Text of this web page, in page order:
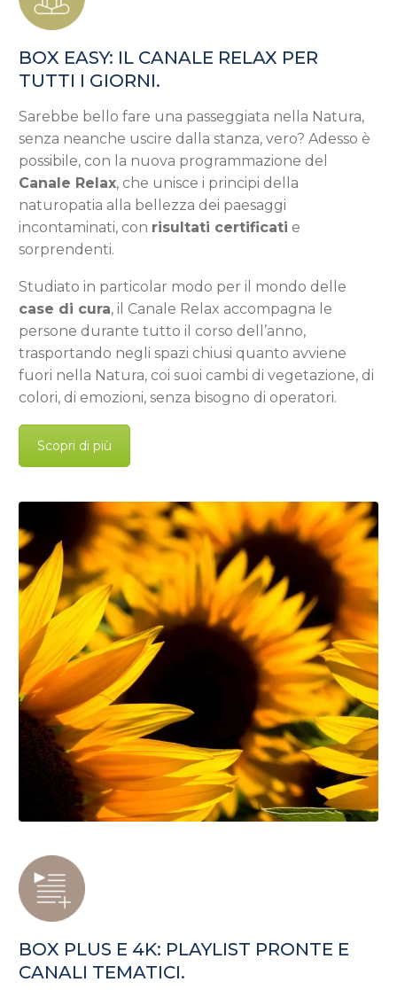
BOX EASY: IL CANALE RELAX PER
TUTTI I GIORNI.
Sarebbe bello fare una passeggiata nella Natura,
senza neanche uscire dalla stanza, vero? Adesso è
possibile, con la nuova programmazione del
Canale Relax, che unisce i principi della
naturopatia alla bellezza dei paesaggi
incontaminati, con risultati certificati e
sorprendenti.
Studiato in particolar modo per il mondo delle
case di cura, il Canale Relax accompagna le
persone durante tutto il corso dell’anno,
trasportando negli spazi chiusi quanto avviene
fuori nella Natura, coi suoi cambi di vegetazione, di
colori, di emozioni, senza bisogno di operatori.
Scopri di più
BOX PLUS E 4K: PLAYLIST PRONTE E
CANALI TEMATICI.